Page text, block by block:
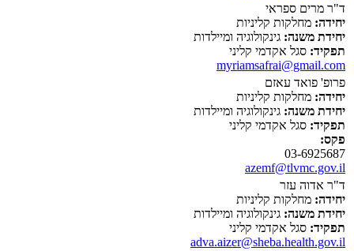
ד"ר מרים ספראי
יחידה: מחלקות קליניות
יחידת משנה: גינקולוגיה ומיילדות
תפקיד: סגל אקדמי קליני
myriamsafrai@gmail.com
פרופ' פואד עאזם
יחידה: מחלקות קליניות
יחידת משנה: גינקולוגיה ומיילדות
תפקיד: סגל אקדמי קליני
פקס:
03-6925687
azemf@tlvmc.gov.il
ד"ר אדוה עזר
יחידה: מחלקות קליניות
יחידת משנה: גינקולוגיה ומיילדות
תפקיד: סגל אקדמי קליני
adva.aizer@sheba.health.gov.il